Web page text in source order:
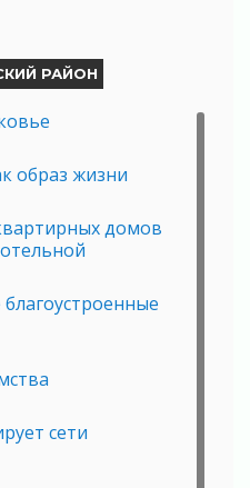
РАЙОН
образ жизни
домов
сети